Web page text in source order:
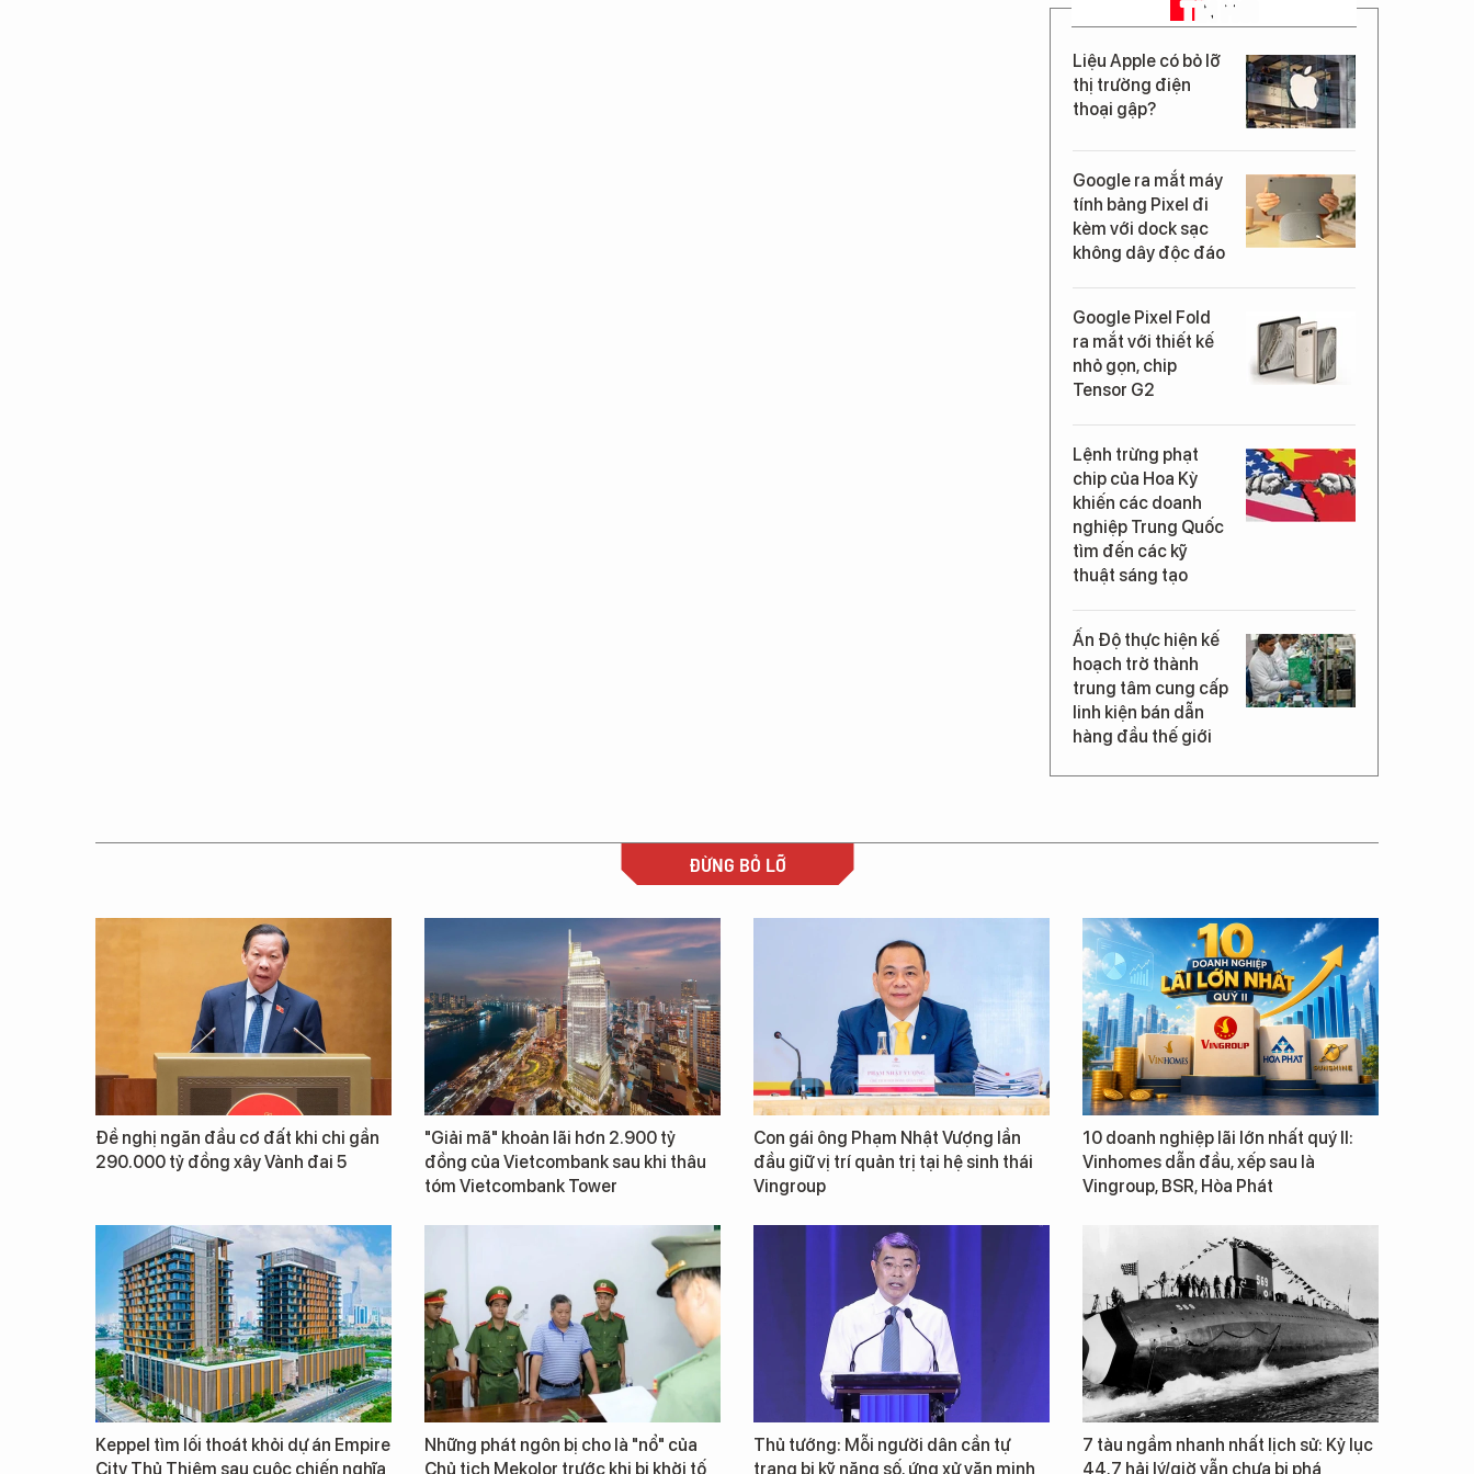
TIN MỚI
Liệu Apple có bỏ lỡ
thị trường điện
thoại gập?
Google ra mắt máy
tính bảng Pixel đi
kèm với dock sạc
không dây độc đáo
Google Pixel Fold
ra mắt với thiết kế
nhỏ gọn, chip
Tensor G2
Lệnh trừng phạt
chip của Hoa Kỳ
khiến các doanh
nghiệp Trung Quốc
tìm đến các kỹ
thuật sáng tạo
Ấn Độ thực hiện kế
hoạch trở thành
trung tâm cung cấp
linh kiện bán dẫn
hàng đầu thế giới
ĐỪNG BỎ LỠ
Đề nghị ngăn đầu cơ đất khi chi gần
290.000 tỷ đồng xây Vành đai 5
"Giải mã" khoản lãi hơn 2.900 tỷ
đồng của Vietcombank sau khi thâu
tóm Vietcombank Tower
Con gái ông Phạm Nhật Vượng lần
đầu giữ vị trí quản trị tại hệ sinh thái
Vingroup
10 doanh nghiệp lãi lớn nhất quý II:
Vinhomes dẫn đầu, xếp sau là
Vingroup, BSR, Hòa Phát
Keppel tìm lối thoát khỏi dự án Empire
City Thủ Thiêm sau cuộc chiến nghĩa
Những phát ngôn bị cho là "nổ" của
Chủ tịch Mekolor trước khi bị khởi tố
Thủ tướng: Mỗi người dân cần tự
trang bị kỹ năng số, ứng xử văn minh
7 tàu ngầm nhanh nhất lịch sử: Kỷ lục
44,7 hải lý/giờ vẫn chưa bị phá